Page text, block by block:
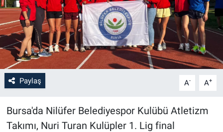
Paylaş A- A+
Bursa'da Nilüfer Belediyespor Kulübü Atletizm
Takımı, Nuri Turan Kulüpler 1. Lig final